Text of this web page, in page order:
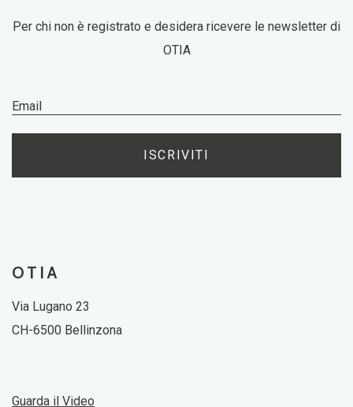
Per chi non è registrato e desidera ricevere le newsletter di
OTIA
ISCRIVITI
OTIA
Via Lugano 23
CH-6500 Bellinzona
Guarda il Video